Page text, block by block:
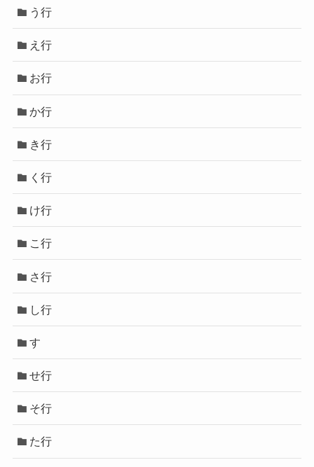
う行
え行
お行
か行
き行
く行
け行
こ行
さ行
し行
す
せ行
そ行
た行